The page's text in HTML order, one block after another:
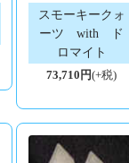
スモーキークォ
ーツ with ド
ロマイト
73,710円(+税)